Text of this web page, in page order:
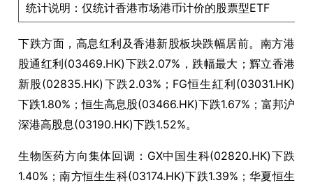
统计说明：仅统计香港市场港币计价的股票型ETF
下跌方面，高息红利及香港新股板块跌幅居前。南方港
股通红利(03469.HK)下跌2.07%，跌幅最大；辉立香港
新股(02835.HK)下跌2.03%；FG恒生紅利(03031.HK)
下跌1.80%；恒生高息股(03466.HK)下跌1.67%；富邦沪
深港高股息(03190.HK)下跌1.52%。
生物医药方向集体回调：GX中国生科(02820.HK)下跌
1.40%；南方恒生生科(03174.HK)下跌1.39%；华夏恒生